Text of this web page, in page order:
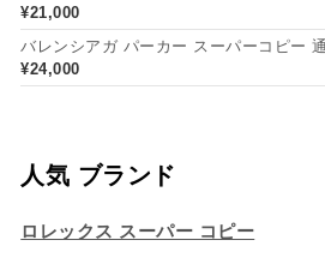
¥21,000
バレンシアガ パーカー スーパーコピー
¥24,000
人気 ブランド
ロレックス スーパー コピー